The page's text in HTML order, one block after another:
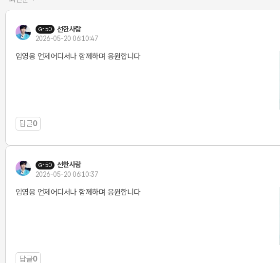
50 선한사람
2026-05-20 06:10:47
임영웅 언제어디서나 함께하며 응원합니다
답글0
50 선한사람
2026-05-20 06:10:37
임영웅 언제어디서나 함께하며 응원합니다
답글0